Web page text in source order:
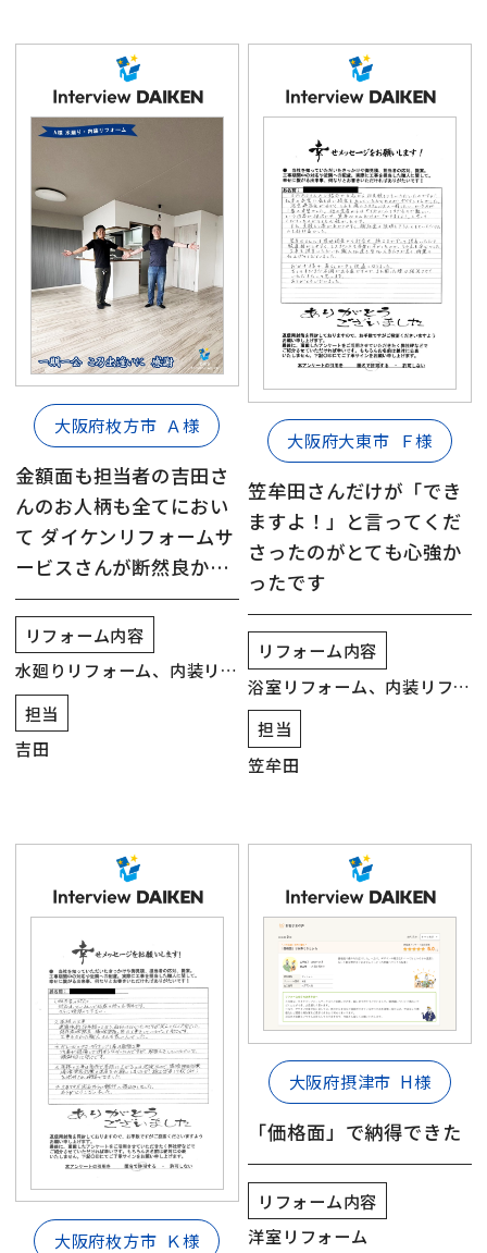
大阪府枚方市 Ａ様
金額面も担当者の吉田さ
んのお人柄も全てにおい
て ダイケンリフォームサ
ービスさんが断然良かっ
たです
リフォーム内容
水廻りリフォーム、内装リフ
ォーム
担当
吉田
大阪府大東市 Ｆ様
笠牟田さんだけが「でき
ますよ！」と言ってくだ
さったのがとても心強か
ったです
リフォーム内容
浴室リフォーム、内装リフォ
ーム
担当
笠牟田
大阪府枚方市 Ｋ様
大阪府摂津市 H様
「価格面」で納得できた
リフォーム内容
洋室リフォーム